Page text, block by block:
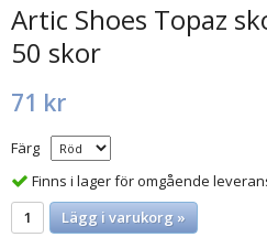
Artic Shoes Topaz
50 skor
71 kr
Färg
Finns i lager för omgående
Lägg i varukorg »